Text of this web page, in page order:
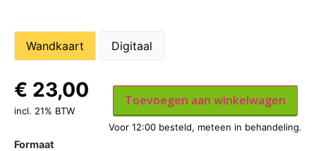
Wandkaart Digitaal
Formaat
€ 23,00
incl. 21% BTW
Toevoegen aan winkelwagen